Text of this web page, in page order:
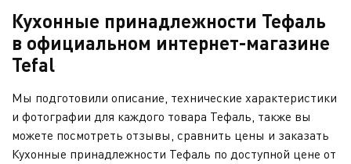
Кухонные принадлежности Тефаль
в официальном интернет-магазине
Tefal
Мы подготовили описание, технические характеристики
и фотографии для каждого товара Тефаль, также вы
можете посмотреть отзывы, сравнить цены и заказать
Кухонные принадлежности Тефаль по доступной цене от